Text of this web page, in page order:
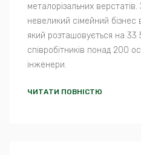
металорізальних
невеликий сімейний бізнес
який розташовується на 33
співробітників понад 200
інженери.
ЧИТАТИ ПОВНІСТЮ